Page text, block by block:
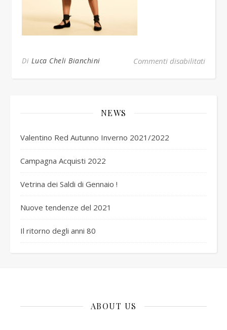
Di Luca Cheli Bianchini Commenti disabilitatisu
NEWS
Valentino Red Autunno Inverno 2021/2022
Campagna Acquisti 2022
Vetrina dei Saldi di Gennaio !
Nuove tendenze del 2021
Il ritorno degli anni 80
ABOUT US